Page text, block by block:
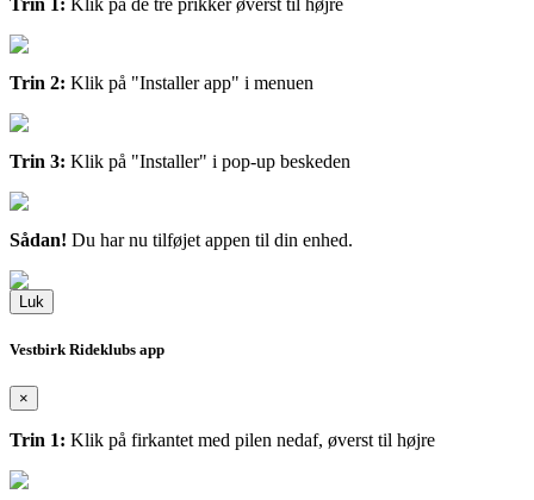
Trin 2: Klik på "Installer app" i menuen
Trin 3: Klik på "Installer" i pop-up beskeden
Sådan! Du har nu tilføjet appen til din enhed.
Luk
Vestbirk Rideklubs app
×
Trin 1: Klik på firkantet med pilen nedaf, øverst til højre